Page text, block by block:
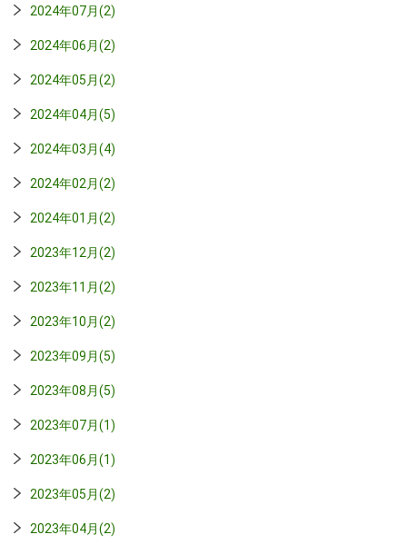
2024年07月(2)
2024年06月(2)
2024年05月(2)
2024年04月(5)
2024年03月(4)
2024年02月(2)
2024年01月(2)
2023年12月(2)
2023年11月(2)
2023年10月(2)
2023年09月(5)
2023年08月(5)
2023年07月(1)
2023年06月(1)
2023年05月(2)
2023年04月(2)